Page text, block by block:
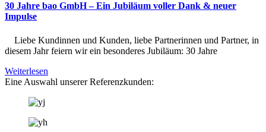
30 Jahre bao GmbH – Ein Jubiläum voller Dank & neuer
Impulse
Liebe Kundinnen und Kunden, liebe Partnerinnen und Partner, in
diesem Jahr feiern wir ein besonderes Jubiläum: 30 Jahre
Weiterlesen
Eine Auswahl unserer Referenzkunden: